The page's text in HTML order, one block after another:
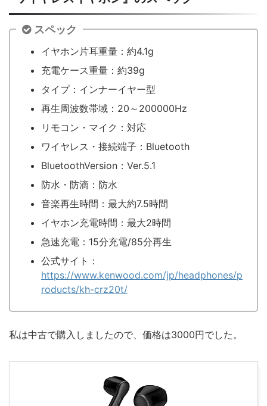
スペック
イヤホン片耳重量：約4.1g
充電ケース重量：約39g
タイプ：インナーイヤー型
再生周波数帯域：20～200000Hz
リモコン・マイク：対応
ワイヤレス・接続端子：Bluetooth
BluetoothVersion：Ver.5.1
防水・防滴：防水
音楽再生時間：最大約7.5時間
イヤホン充電時間：最大2時間
急速充電：15分充電/85分再生
公式サイト：
https://www.kenwood.com/jp/headphones/p
roducts/kh-crz20t/
私は中古で購入しましたので、価格は3000円でした。